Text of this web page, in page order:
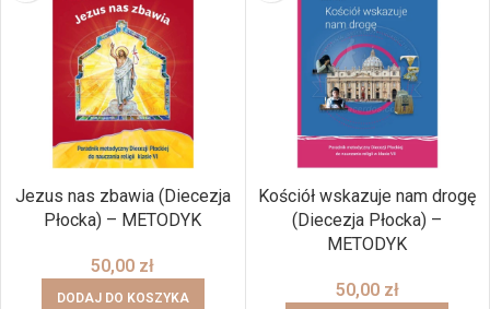
Jezus nas zbawia (Diecezja
Płocka) – METODYK
50,00 zł
DODAJ DO KOSZYKA
Kościół wskazuje nam drogę
(Diecezja Płocka) –
METODYK
50,00 zł